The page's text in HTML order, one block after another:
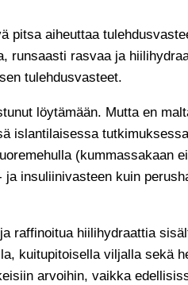
pitsa aiheuttaa
runsaasti rasvaa ja
tulehdusvasteet.
löytämään. Mutta en
islantilaisessa
(kummassakaan
ja insuliinivasteen kuin
raffinoitua hiilihydraattia
kuitupitoisella viljalla sekä
arvoihin, vaikka